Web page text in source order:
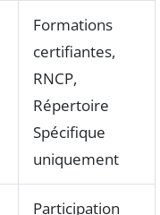
Formations
certifiantes,
RNCP,
Répertoire
Spécifique
uniquement
Participation